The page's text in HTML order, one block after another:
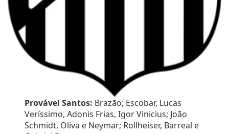
Provável Santos: Brazão; Escobar, Lucas
Veríssimo, Adonis Frias, Igor Vinicius; João
Schmidt, Oliva e Neymar; Rollheiser, Barreal e